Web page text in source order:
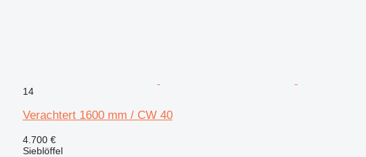
14
Verachtert 1600 mm / CW 40
4.700 €
Sieblöffel